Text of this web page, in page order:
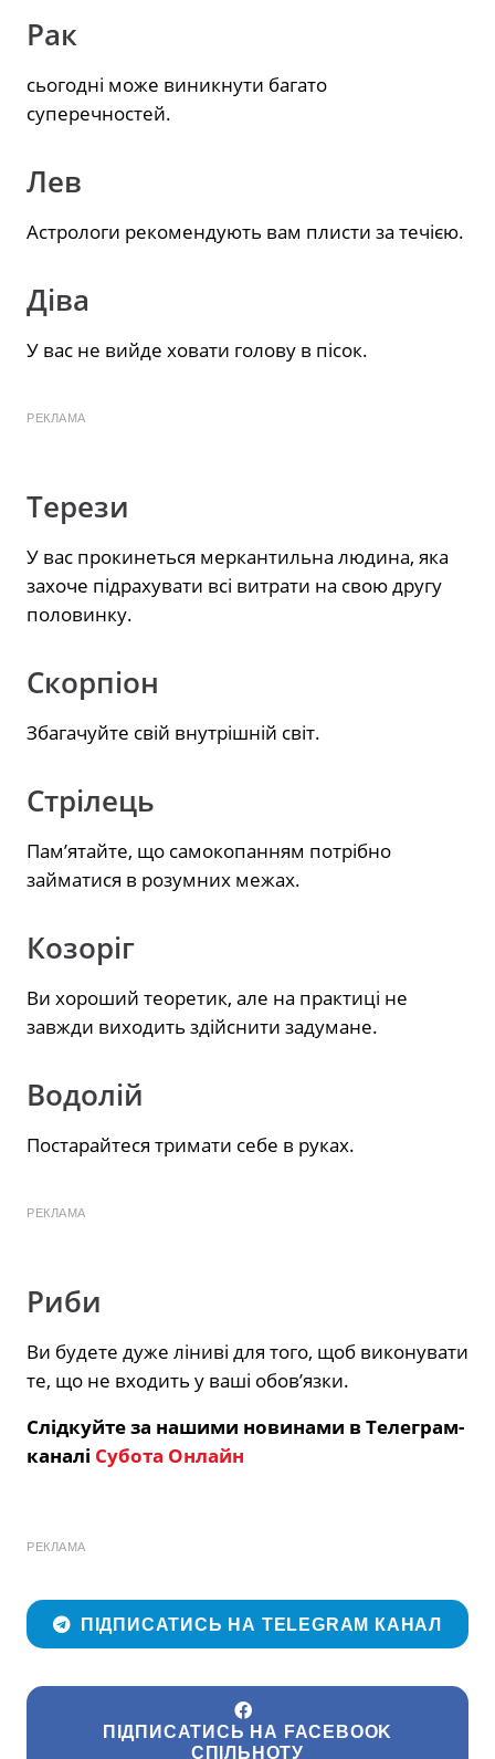
Рак
сьогодні може виникнути багато
суперечностей.
Лев
Астрологи рекомендують вам плисти за течією.
Діва
У вас не вийде ховати голову в пісок.
РЕКЛАМА
Терези
У вас прокинеться меркантильна людина, яка
захоче підрахувати всі витрати на свою другу
половинку.
Скорпіон
Збагачуйте свій внутрішній світ.
Стрілець
Пам’ятайте, що самокопанням потрібно
займатися в розумних межах.
Козоріг
Ви хороший теоретик, але на практиці не
завжди виходить здійснити задумане.
Водолій
Постарайтеся тримати себе в руках.
РЕКЛАМА
Риби
Ви будете дуже ліниві для того, щоб виконувати
те, що не входить у ваші обов’язки.
Слідкуйте за нашими новинами в Телеграм-
каналі Субота Онлайн
РЕКЛАМА
ПІДПИСАТИСЬ НА TELEGRAM КАНАЛ
ПІДПИСАТИСЬ НА FACEBOOK
СПІЛЬНОТУ